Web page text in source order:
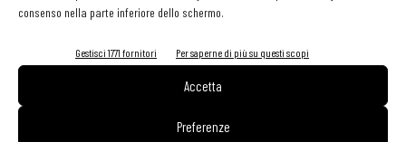
consenso nella parte inferiore dello schermo.
Gestisci 1771 fornitori Per saperne di più su questi scopi
Accetta
Preferenze
cuochi di oggi debbano continuare a confrontarsi e a imparare, per
interpretare i bisogni dei clienti e rispondere con formule adeguate.
Oltre l'intrvento di Teresa Bellanova, nel corso della giornata è
stato presentato il Manifesto di Comunicazione a sostegno del
turismo e della Ristorazione del Belpaese: